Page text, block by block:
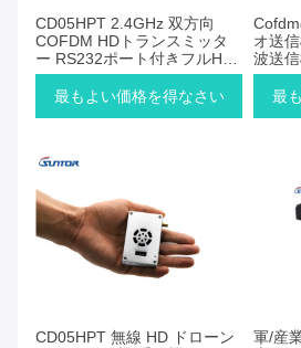
CD05HPT 2.4GHz 双方向
COFDM HDトランスミッタ
ー RS232ポート付きフルHD
デジタルビデオダウンリンク
最もよい価格を得なさい
オ送
波送
最
CD05HPT 無線 HD ドローン
軍/産